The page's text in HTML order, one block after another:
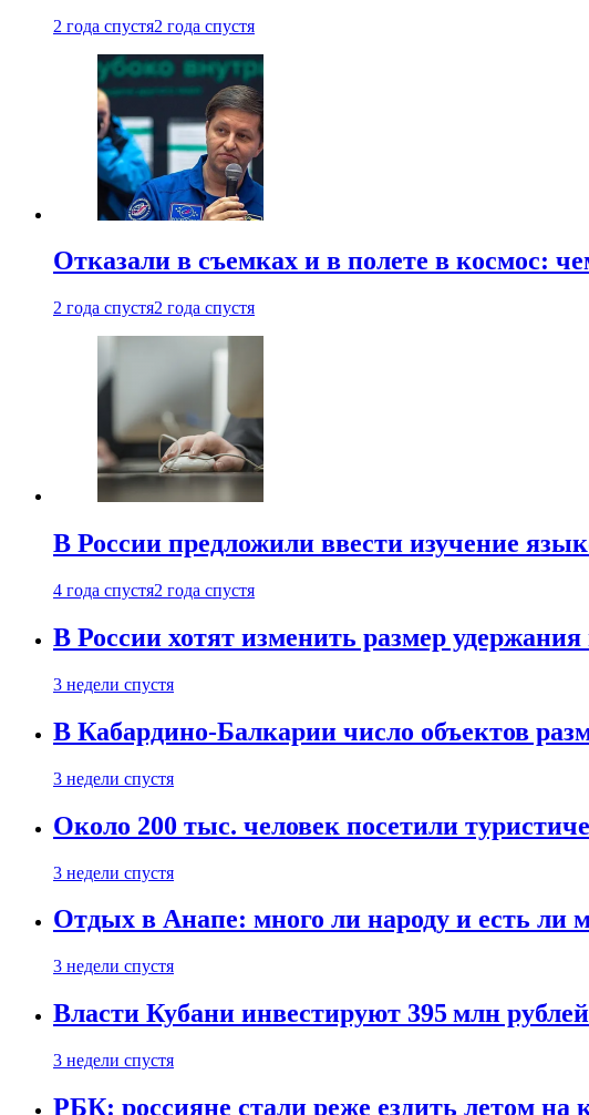
2 года спустя2 года спустя
Отказали в съемках и в полете в космос:
2 года спустя2 года спустя
В России предложили ввести изучение
4 года спустя2 года спустя
В России хотят изменить размер
3 недели спустя
В Кабардино-Балкарии число объектов
3 недели спустя
Около 200 тыс. человек посетили
3 недели спустя
Отдых в Анапе: много ли народу и есть ли
3 недели спустя
Власти Кубани инвестируют 395 млн
3 недели спустя
РБК: россияне стали реже ездить летом на